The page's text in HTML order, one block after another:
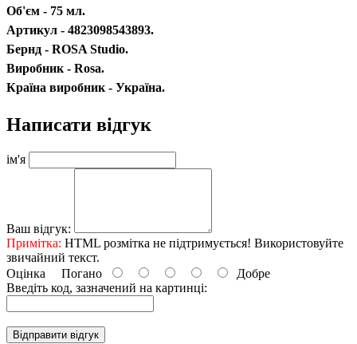
Об'єм - 75 мл.
Артикул - 4823098543893.
Бернд - ROSA Studio.
Виробник - Rosa.
Країна виробник - Україна.
Написати відгук
ім'я
Ваш відгук:
Примітка: HTML розмітка не підтримується! Використовуйте
звичайний текст.
Оцінка Погано
Добре
Введіть код, зазначений на картинці:
Відправити відгук